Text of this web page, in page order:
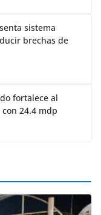
sistema
brechas de
fortalece al
24.4 mdp